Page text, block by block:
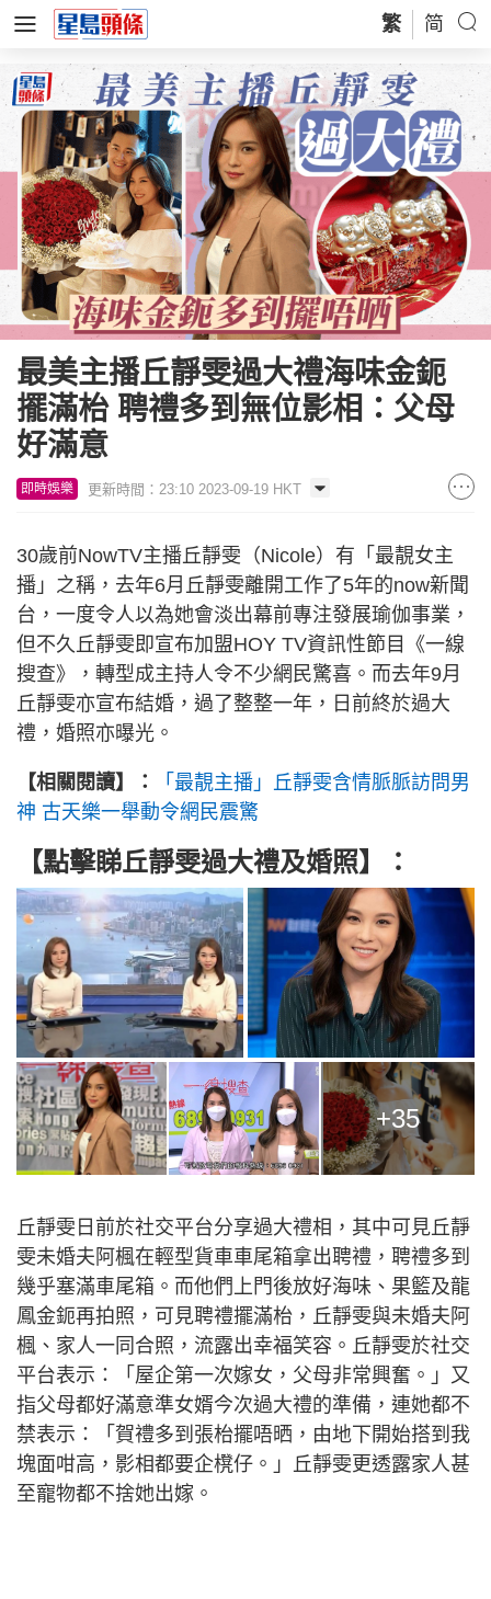
繁 简
最美主播丘靜雯過大禮海味金鈪
擺滿枱 聘禮多到無位影相：父母
好滿意
即時娛樂 更新時間：23:10 2023-09-19 HKT
30歲前NowTV主播丘靜雯（Nicole）有「最靚女主
播」之稱，去年6月丘靜雯離開工作了5年的now新聞
台，一度令人以為她會淡出幕前專注發展瑜伽事業，
但不久丘靜雯即宣布加盟HOY TV資訊性節目《一線
搜查》，轉型成主持人令不少網民驚喜。而去年9月
丘靜雯亦宣布結婚，過了整整一年，日前終於過大
禮，婚照亦曝光。
【相關閱讀】：
「最靚主播」丘靜雯含情脈脈訪問男
神 古天樂一舉動令網民震驚
【點擊睇丘靜雯過大禮及婚照】：
+35
丘靜雯日前於社交平台分享過大禮相，其中可見丘靜
雯未婚夫阿楓在輕型貨車車尾箱拿出聘禮，聘禮多到
幾乎塞滿車尾箱。而他們上門後放好海味、果籃及龍
鳳金鈪再拍照，可見聘禮擺滿枱，丘靜雯與未婚夫阿
楓、家人一同合照，流露出幸福笑容。丘靜雯於社交
平台表示：「屋企第一次嫁女，父母非常興奮。」又
指父母都好滿意準女婿今次過大禮的準備，連她都不
禁表示：「賀禮多到張枱擺唔晒，由地下開始搭到我
塊面咁高，影相都要企櫈仔。」丘靜雯更透露家人甚
至寵物都不捨她出嫁。